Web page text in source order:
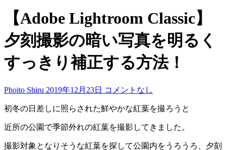
【Adobe Lightroom Classic】
夕刻撮影の暗い写真を明るく
すっきり補正する方法！
Phoito Shiru 2019年12月23日 コメントなし
初冬の日差しに照らされた鮮やかな紅葉を撮ろうと
近所の公園で季節外れの紅葉を撮影してきました。
撮影対象となりそうな紅葉を探して公園内をうろうろ、夕刻